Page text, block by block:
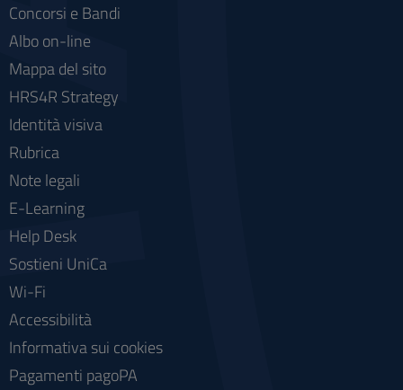
Concorsi e Bandi
Albo on-line
Mappa del sito
HRS4R Strategy
Identità visiva
Rubrica
Note legali
E-Learning
Help Desk
Sostieni UniCa
Wi-Fi
Accessibilità
Informativa sui cookies
Pagamenti pagoPA